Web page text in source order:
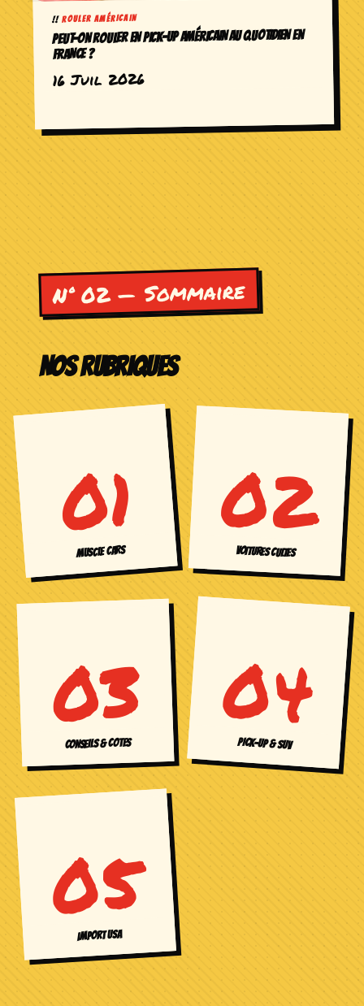
ROULER AMÉRICAIN
PEUT-ON ROULER EN PICK-UP AMÉRICAIN AU QUOTIDIEN EN
FRANCE ?
16 Juil 2026
N° 02 — Sommaire
NOS RUBRIQUES
01
MUSCLE CARS 02
VOITURES CULTES
03
CONSEILS & COTES 04
PICK-UP & SUV
05
IMPORT USA